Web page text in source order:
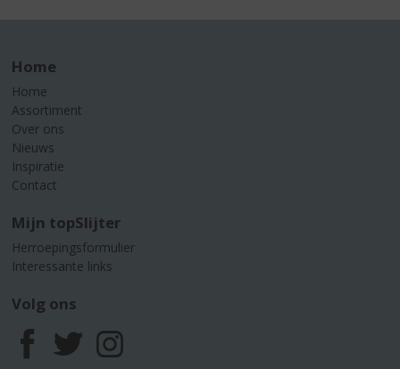
Home
Home
Assortiment
Over ons
Nieuws
Inspiratie
Contact
Mijn topSlijter
Herroepingsformulier
Interessante links
Volg ons
F
T
I